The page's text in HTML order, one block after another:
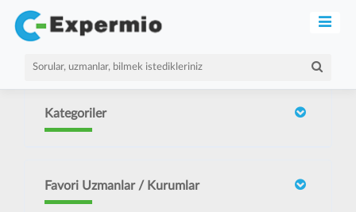
Kategoriler
Favori Uzmanlar / Kurumlar